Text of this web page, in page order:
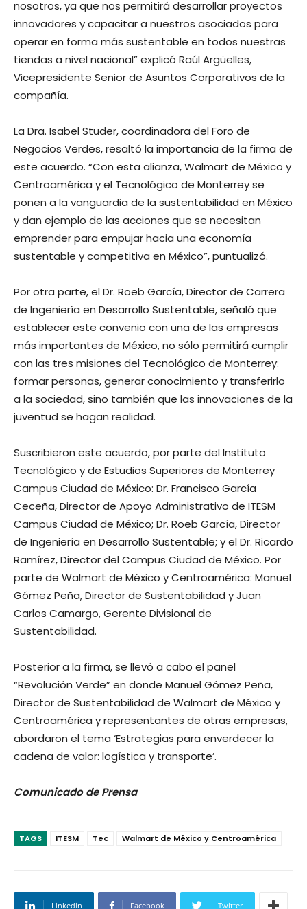
nosotros, ya que nos permitirá desarrollar proyectos
innovadores y capacitar a nuestros asociados para
operar en forma más sustentable en todos nuestras
tiendas a nivel nacional” explicó Raúl Argüelles,
Vicepresidente Senior de Asuntos Corporativos de la
compañía.
La Dra. Isabel Studer, coordinadora del Foro de
Negocios Verdes, resaltó la importancia de la firma de
este acuerdo. “Con esta alianza, Walmart de México y
Centroamérica y el Tecnológico de Monterrey se
ponen a la vanguardia de la sustentabilidad en México
y dan ejemplo de las acciones que se necesitan
emprender para empujar hacia una economía
sustentable y competitiva en México”, puntualizó.
Por otra parte, el Dr. Roeb García, Director de Carrera
de Ingeniería en Desarrollo Sustentable, señaló que
establecer este convenio con una de las empresas
más importantes de México, no sólo permitirá cumplir
con las tres misiones del Tecnológico de Monterrey:
formar personas, generar conocimiento y transferirlo
a la sociedad, sino también que las innovaciones de la
juventud se hagan realidad.
Suscribieron este acuerdo, por parte del Instituto
Tecnológico y de Estudios Superiores de Monterrey
Campus Ciudad de México: Dr. Francisco García
Ceceña, Director de Apoyo Administrativo de ITESM
Campus Ciudad de México; Dr. Roeb García, Director
de Ingeniería en Desarrollo Sustentable; y el Dr. Ricardo
Ramírez, Director del Campus Ciudad de México. Por
parte de Walmart de México y Centroamérica: Manuel
Gómez Peña, Director de Sustentabilidad y Juan
Carlos Camargo, Gerente Divisional de
Sustentabilidad.
Posterior a la firma, se llevó a cabo el panel
“Revolución Verde” en donde Manuel Gómez Peña,
Director de Sustentabilidad de Walmart de México y
Centroamérica y representantes de otras empresas,
abordaron el tema ‘Estrategias para enverdecer la
cadena de valor: logística y transporte’.
Comunicado de Prensa
TAGS ITESM Tec Walmart de México y Centroamérica
Linkedin Facebook Twitter